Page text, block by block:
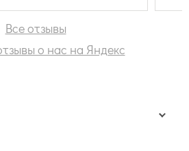
Все отзывы
о нас на Яндекс